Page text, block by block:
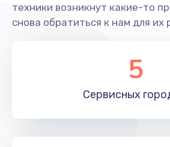
Настройка ОС
2490 руб.
техники возникнут какие-то
снова обратиться к нам для их
5
Сервисных